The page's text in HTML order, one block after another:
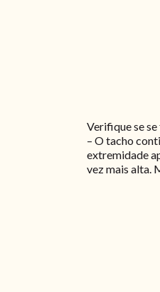
Verifique se
– O tacho
extremidade
vez mais alta.